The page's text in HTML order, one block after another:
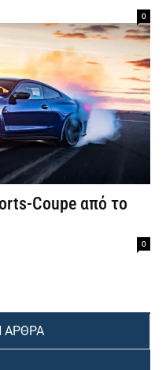
0
Coupe από το
0
ΑΡΘΡΑ